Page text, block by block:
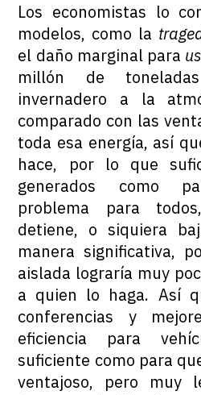
Los economistas lo
modelos, como la
el daño marginal para
millón de
invernadero a la
comparado con las
toda esa energía, así
hace, por lo que
generados como
problema para
detiene, o siquiera
manera significativa,
aislada lograría muy
a quien lo haga. Así
conferencias y
eficiencia para
suficiente como para
ventajoso, pero muy